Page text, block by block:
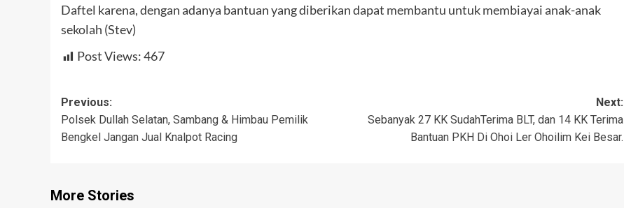
Daftel karena, dengan adanya bantuan yang diberikan dapat membantu untuk membiayai anak-anak
sekolah (Stev)
Post Views:467
Post
navigation
Previous:
Polsek Dullah Selatan, Sambang & Himbau Pemilik
Bengkel Jangan Jual Knalpot Racing
Next:
Sebanyak 27 KK SudahTerima BLT, dan 14 KK Terima
Bantuan PKH Di Ohoi Ler Ohoilim Kei Besar.
More Stories